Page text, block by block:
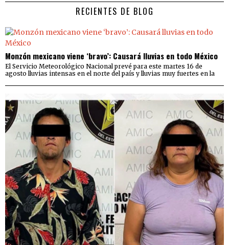
RECIENTES DE BLOG
Monzón mexicano viene ‘bravo’: Causará lluvias en todo México
El Servicio Meteorológico Nacional prevé para este martes 16 de
agosto lluvias intensas en el norte del país y lluvias muy fuertes en la